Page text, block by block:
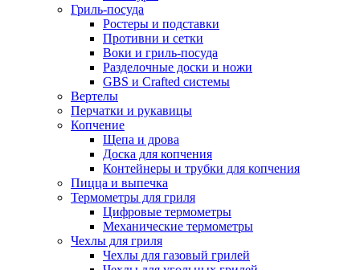
Гриль-посуда
Ростеры и подставки
Противни и сетки
Воки и гриль-посуда
Разделочные доски и ножи
GBS и Crafted системы
Вертелы
Перчатки и рукавицы
Копчение
Щепа и дрова
Доска для копчения
Контейнеры и трубки для копчения
Пицца и выпечка
Термометры для гриля
Цифровые термометры
Механические термометры
Чехлы для гриля
Чехлы для газовый грилей